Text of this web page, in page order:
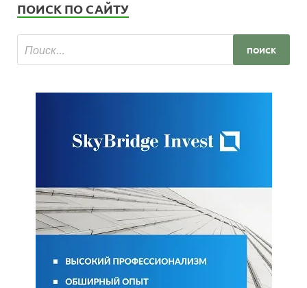
ПОИСК ПО САЙТУ